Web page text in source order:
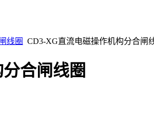
线圈 CD3-XG直流电磁操作机构分合闸
合闸线圈